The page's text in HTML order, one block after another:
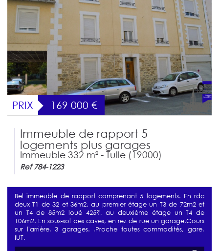
PRIX 169 000 €
Immeuble de rapport 5
logements plus garages
Immeuble 332 m² - Tulle (19000)
Ref 784-1223
Bel immeuble de rapport comprenant 5 logements. En rdc
deux T1 de 32 et 36m2, au premier étage un T3 de 72m2 et
un T4 de 85m2 loué 425?, au deuxième étage un T4 de
106m2. En sous-sol des caves, en rez de rue un garage.Cours
sur l'arrière, 3 garages. ,Proche toutes commodités, gare,
IUT.